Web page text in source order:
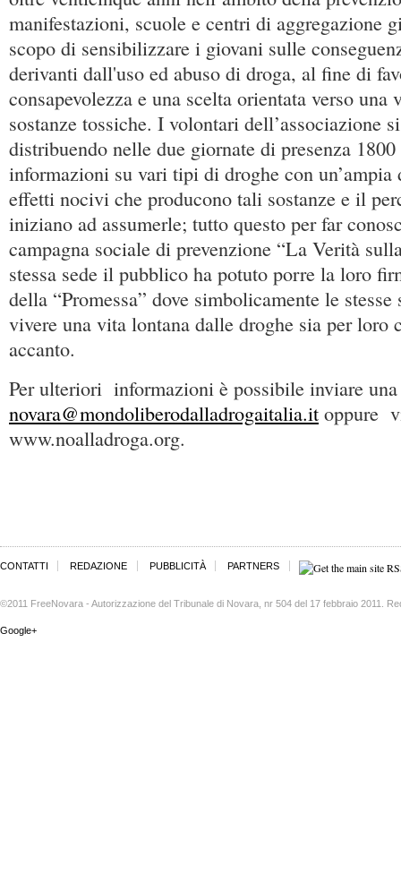
manifestazioni, scuole e centri di aggregazione
scopo di sensibilizzare i giovani sulle
derivanti dall'uso ed abuso di droga, al fine di
consapevolezza e una scelta orientata verso una
sostanze tossiche. I volontari dell’associazione
distribuendo nelle due giornate di presenza
informazioni su vari tipi di droghe con un’ampia
effetti nocivi che producono tali sostanze e il
iniziano ad assumerle; tutto questo per far
campagna sociale di prevenzione “La Verità
stessa sede il pubblico ha potuto porre la loro
della “Promessa” dove simbolicamente le
vivere una vita lontana dalle droghe sia per loro
accanto.
Per ulteriori informazioni è possibile inviare
novara@mondoliberodalladrogaitalia.it oppure
www.noalladroga.org.
CONTATTI REDAZIONE PUBBLICITÀ PARTNERS
©2011 FreeNovara - Autorizzazione del Tribunale di Novara, nr 504 del 17 febbraio 2011.
Google+